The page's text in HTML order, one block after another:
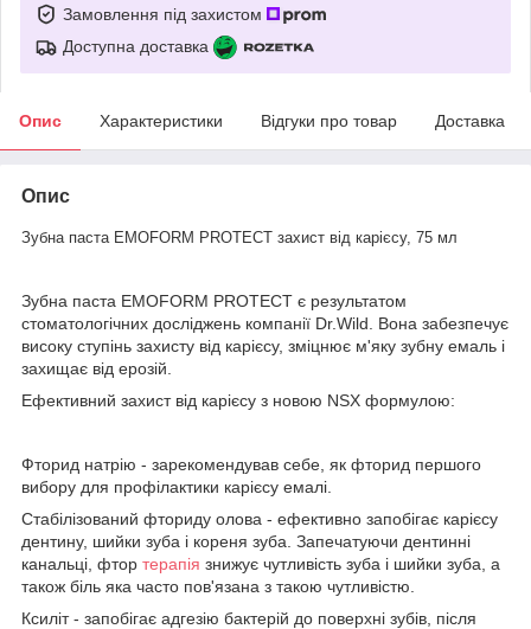
Замовлення під захистом
Доступна доставка
Опис Характеристики Відгуки про товар Доставка
Опис
Зубна паста EMOFORM PROTECT захист від карієсу, 75 мл
Зубна паста EMOFORM PROTECT є результатом
стоматологічних досліджень компанії Dr.Wild. Вона забезпечує
високу ступінь захисту від карієсу, зміцнює м'яку зубну емаль і
захищає від ерозій.
Ефективний захист від карієсу з новою NSX формулою:
Фторид натрію - зарекомендував себе, як фторид першого
вибору для профілактики карієсу емалі.
Стабілізований фториду олова - ефективно запобігає карієсу
дентину, шийки зуба і кореня зуба. Запечатуючи дентинні
канальці, фтор терапія знижує чутливість зуба і шийки зуба, а
також біль яка часто пов'язана з такою чутливістю.
Ксиліт - запобігає адгезію бактерій до поверхні зубів, після